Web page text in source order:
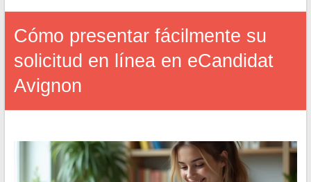
Cómo presentar fácilmente su
solicitud en línea en eCandidat
Avignon